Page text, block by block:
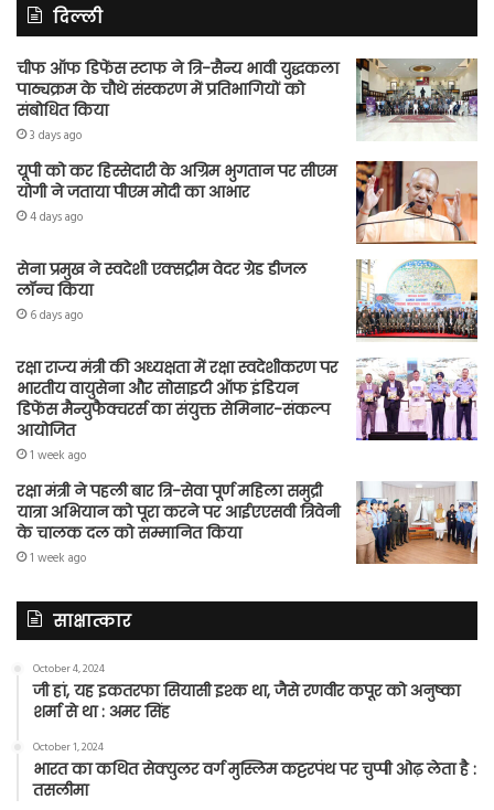
दिल्ली
चीफ ऑफ डिफेंस स्टाफ ने त्रि-सैन्य भावी युद्धकला
पाठ्यक्रम के चौथे संस्करण में प्रतिभागियों को
संबोधित किया
3 days ago
यूपी को कर हिस्सेदारी के अग्रिम भुगतान पर सीएम
योगी ने जताया पीएम मोदी का आभार
4 days ago
सेना प्रमुख ने स्वदेशी एक्सट्रीम वेदर ग्रेड डीजल
लॉन्च किया
6 days ago
रक्षा राज्य मंत्री की अध्यक्षता में रक्षा स्वदेशीकरण पर
भारतीय वायुसेना और सोसाइटी ऑफ इंडियन
डिफेंस मैन्युफैक्चरर्स का संयुक्त सेमिनार-संकल्प
आयोजित
1 week ago
रक्षा मंत्री ने पहली बार त्रि-सेवा पूर्ण महिला समुद्री
यात्रा अभियान को पूरा करने पर आईएएसवी त्रिवेनी
के चालक दल को सम्मानित किया
1 week ago
साक्षात्कार
October 4, 2024
जी हां, यह इकतरफा सियासी इश्क था, जैसे रणवीर कपूर को अनुष्का
शर्मा से था : अमर सिंह
October 1, 2024
भारत का कथित सेक्युलर वर्ग मुस्लिम कट्टरपंथ पर चुप्पी ओढ़ लेता है :
तसलीमा